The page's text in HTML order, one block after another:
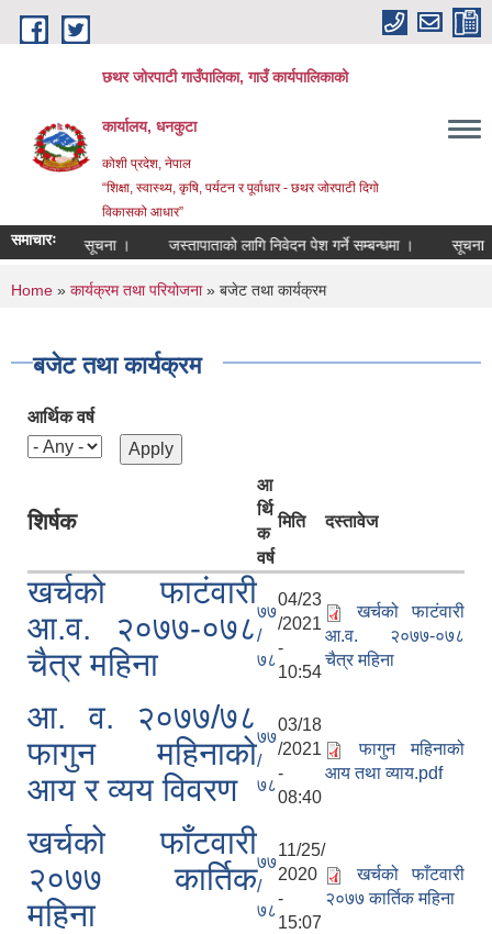
Skip to main content
छथर जोरपाटी गाउँपालिका, गाउँ कार्यपालिकाको
कार्यालय, धनकुटा
कोशी प्रदेश, नेपाल
“शिक्षा, स्वास्थ्य, कृषि, पर्यटन र पूर्वाधार - छथर जोरपाटी दिगो
विकासको आधार”
समाचारः
सम्बन्धी सूचना । जस्तापाताको लागि निवेदन पेश गर्ने सम्बन्धमा । सूचना ।
You are here
Home » कार्यक्रम तथा परियोजना» बजेट तथा कार्यक्रम
बजेट तथा कार्यक्रम
आर्थिक वर्ष
शिर्षक
आ
र्थि
क
वर्ष
मिति दस्तावेज
खर्चको फाटंवारी
आ.व. २०७७-०७८
चैत्र महिना
७७
/
७८
04/23
/2021
-
10:54
खर्चको फाटंवारी
आ.व. २०७७-०७८
चैत्र महिना
आ. व. २०७७/७८
फागुन महिनाको
आय र व्यय विवरण
७७
/
७८
03/18
/2021
-
08:40
फागुन महिनाको
आय तथा व्याय.pdf
खर्चको फाँटवारी
२०७७ कार्तिक
महिना
७७
/
७८
11/25/
2020
-
15:07
खर्चको फाँटवारी
२०७७ कार्तिक महिना